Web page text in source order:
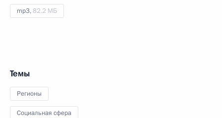
mp3,82.2 МБ
Темы
Регионы
Социальная сфера